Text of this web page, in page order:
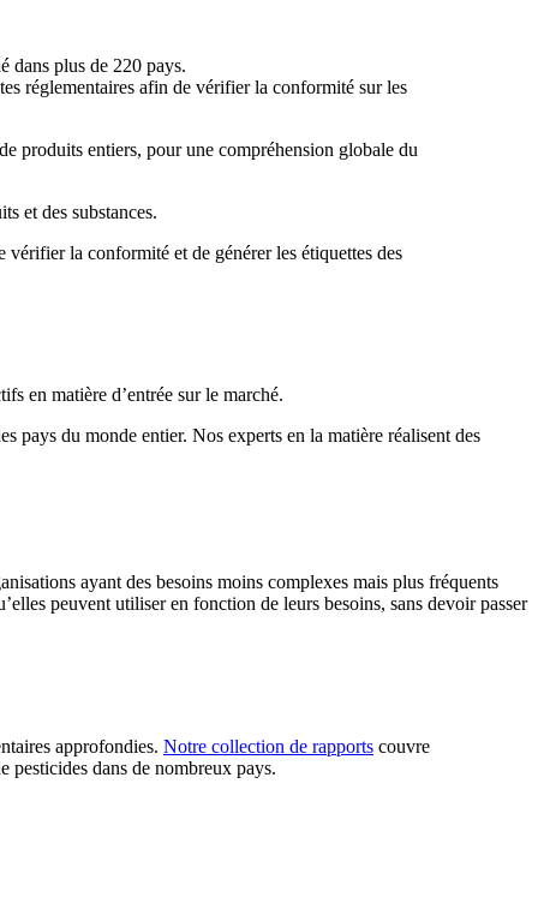
dans plus de 220 pays.
réglementaires afin de vérifier la conformité sur les
produits entiers, pour une compréhension globale du
et des substances.
la conformité et de générer les étiquettes des
en matière d’entrée sur le marché.
pays du monde entier. Nos experts en la matière réalisent des
ayant des besoins moins complexes mais plus fréquents
peuvent utiliser en fonction de leurs besoins, sans devoir passer
approfondies. Notre collection de rapports couvre
pesticides dans de nombreux pays.